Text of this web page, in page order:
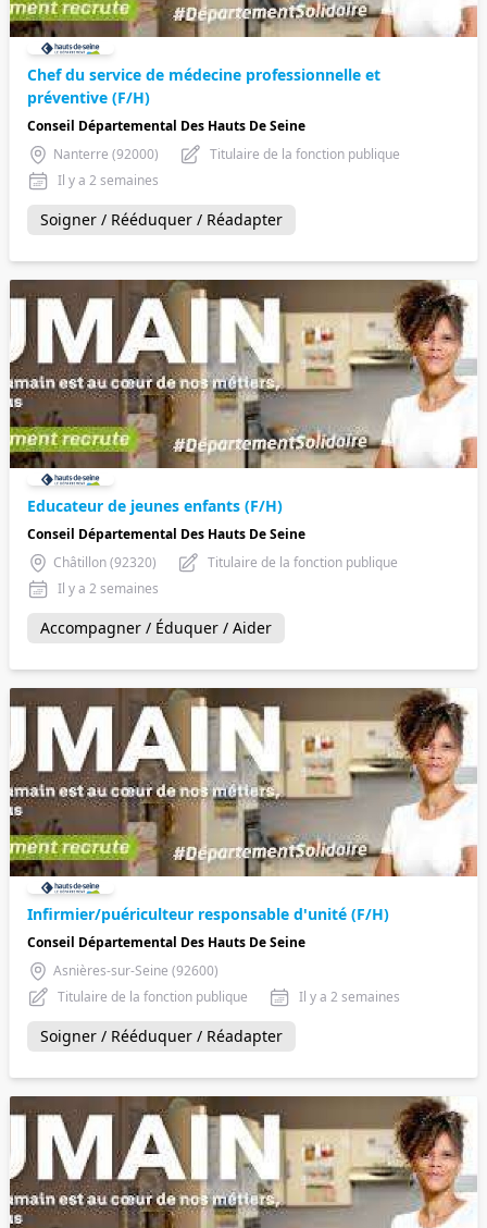
Chef du service de médecine professionnelle et
préventive (F/H)
Conseil Départemental Des Hauts De Seine
Nanterre (92000)
Titulaire de la fonction publique
Il y a 2 semaines
Soigner / Rééduquer / Réadapter
Educateur de jeunes enfants (F/H)
Conseil Départemental Des Hauts De Seine
Châtillon (92320)
Titulaire de la fonction publique
Il y a 2 semaines
Accompagner / Éduquer / Aider
Infirmier/puériculteur responsable d'unité (F/H)
Conseil Départemental Des Hauts De Seine
Asnières-sur-Seine (92600)
Titulaire de la fonction publique
Il y a 2 semaines
Soigner / Rééduquer / Réadapter